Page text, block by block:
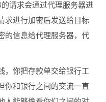
请求会通过代理服务器进
求进行加密后发送给目标
的信息给代理服务器，代
，你把存款单交给银行工
你和银行之间的交流一直